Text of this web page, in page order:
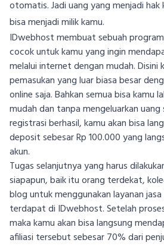
otomatis. Jadi uang yang menjadi hak
bisa menjadi milik kamu.
IDwebhost membuat sebuah
cocok untuk kamu yang ingin
melalui internet dengan mudah. Disini
pemasukan yang luar biasa besar
online saja. Bahkan semua bisa kamu
mudah dan tanpa mengeluarkan uang
registrasi berhasil, kamu akan bisa
deposit sebesar Rp 100.000 yang
akun.
Tugas selanjutnya yang harus
siapapun, baik itu orang terdekat,
blog untuk menggunakan layanan
terdapat di IDwebhost. Setelah
maka kamu akan bisa langsung
afiliasi tersebut sebesar 70% dari